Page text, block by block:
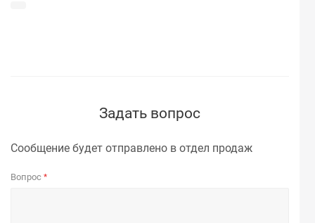
Задать вопрос
Сообщение будет отправлено в отдел продаж
Вопрос *